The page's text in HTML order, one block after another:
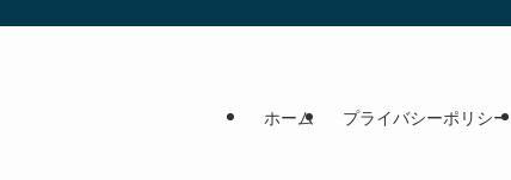
ホーム プライバシーポリシー